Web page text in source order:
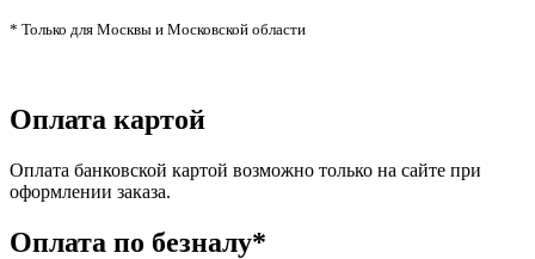
* Только для Москвы и Московской области
Оплата картой
Оплата банковской картой возможно только на сайте при
оформлении заказа.
Оплата по безналу*